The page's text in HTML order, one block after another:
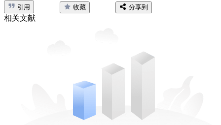
引用 收藏 分享到
相关文献